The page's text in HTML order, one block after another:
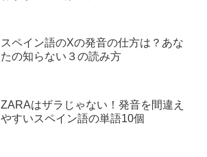
スペイン語のXの発音の仕方は？あな
たの知らない３の読み方
ZARAはザラじゃない！発音を間違え
やすいスペイン語の単語10個